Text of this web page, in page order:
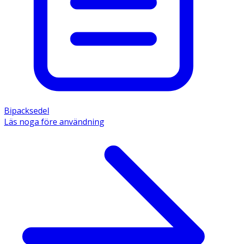
Bipacksedel
Läs noga före användning